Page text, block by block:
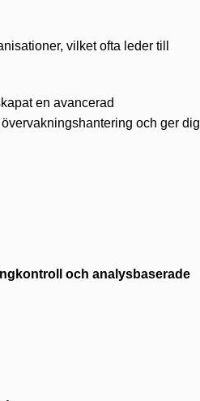
vilket ofta leder till
en avancerad
och ger dig
och analysbaserade